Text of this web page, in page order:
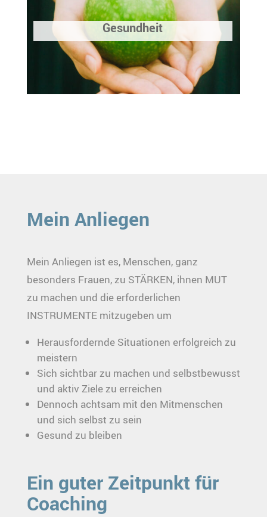
Gesundheit
Mein Anliegen
Mein Anliegen ist es, Menschen, ganz
besonders Frauen, zu STÄRKEN, ihnen MUT
zu machen und die erforderlichen
INSTRUMENTE mitzugeben um
Herausfordernde Situationen erfolgreich zu
meistern
Sich sichtbar zu machen und selbstbewusst
und aktiv Ziele zu erreichen
Dennoch achtsam mit den Mitmenschen
und sich selbst zu sein
Gesund zu bleiben
Ein guter Zeitpunkt für
Coaching